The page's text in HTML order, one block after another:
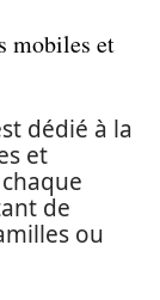
mobiles et
dédié à la
et
de
ou